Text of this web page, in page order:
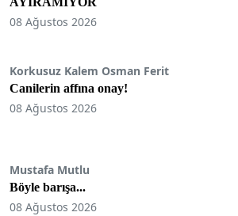
08 Ağustos 2026
Korkusuz Kalem Osman Ferit
Canilerin affına onay!
08 Ağustos 2026
Mustafa Mutlu
Böyle barışa...
08 Ağustos 2026